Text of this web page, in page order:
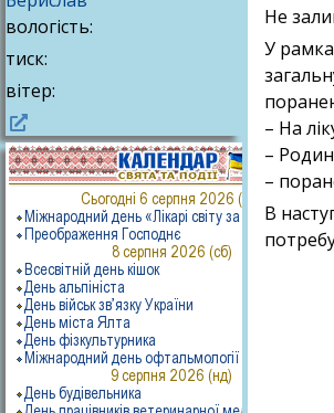
вологість:
тиск:
вітер:
Не
У
– На
–
–
В